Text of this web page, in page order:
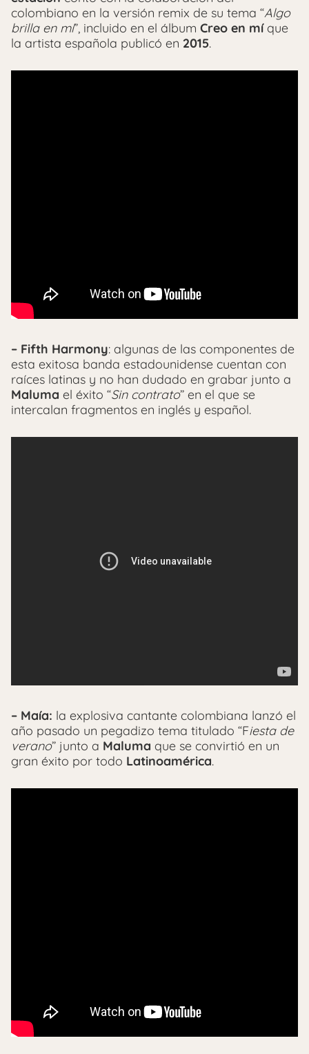
colombiano en la versión remix de su tema “Algo
brilla en mí”, incluido en el álbum Creo en míque
la artista española publicó en 2015.
– Fifth Harmony: algunas de las componentes de
esta exitosa banda estadounidense cuentan con
raíces latinas y no han dudado en grabar junto a
Maluma el éxito “Sin contrato” en el que se
intercalan fragmentos en inglés y español.
– Maía: la explosiva cantante colombiana lanzó el
año pasado un pegadizo tema titulado “Fiesta de
verano” junto a Maluma que se convirtió en un
gran éxito por todo Latinoamérica.